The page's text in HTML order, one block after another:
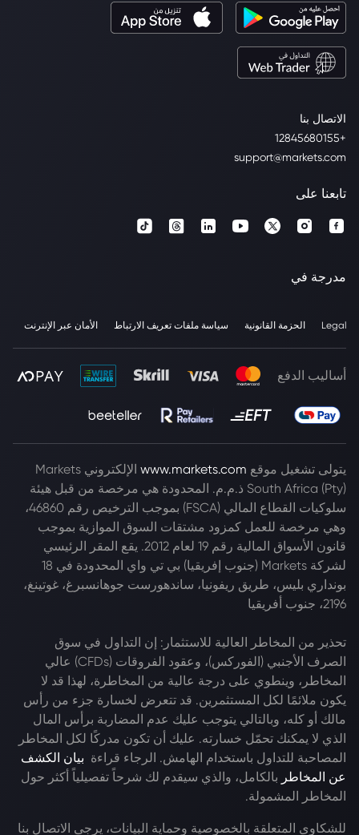
الاتصال بنا
+12845680155
support@markets.com
تابعنا على
مدرجة في
Legal الحزمة القانونية سياسة ملفات تعريف الارتباط الأمان عبر الإنترنت
أساليب الدفع
يتولى تشغيل موقع www.markets.com
الإلكتروني Markets
South Africa (Pty) ذ.م.م. المحدودة هي مرخصة من قبل هيئة
سلوكيات القطاع المالي (FSCA) بموجب الترخيص رقم 46860،
وهي مرخصة للعمل كمزود مشتقات السوق الموازية بموجب
قانون الأسواق المالية رقم 19 لعام 2012. يقع المقر الرئيسي
لشركة Markets (جنوب إفريقيا) بي تي واي المحدودة في 18
بونداري بليس، طريق ريفونيا، ساندهورست جوهانسبرغ، غوتينغ،
2196، جنوب أفريقيا
تحذير من المخاطر العالية للاستثمار: إن التداول في سوق
الصرف الأجنبي (الفوركس)، وعقود الفروقات (CFDs) عالي
المخاطر، وينطوي على درجة عالية من المخاطرة، لهذا قد لا
يكون ملائمًا لكل المستثمرين. قد تتعرض لخسارة جزء من رأس
مالك أو كله، وبالتالي يتوجب عليك عدم المضاربة برأس المال
الذي لا يمكنك تحمّل خسارته. عليك أن تكون مدركًا لكل المخاطر
المصاحبة للتداول باستخدام الهامش. الرجاء قراءة بيان الكشف
عن المخاطر بالكامل، والذي سيقدم لك شرحاً تفصيلياً أكثر حول
المخاطر المشمولة.
للشكاوى المتعلقة بالخصوصية وحماية البيانات، يرجى الاتصال بنا